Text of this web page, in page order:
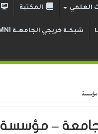
العلمي المكتبة
شبكــة خريجي الجامعــة ALUMNI
مؤسسة
جامعة – مؤسسة